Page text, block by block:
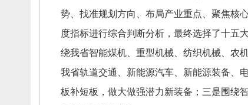
势、 找准规划方向、 布局产业重点、 聚焦核
度指标进行综合判断分析， 最终选择了十五
绕我省智能煤机、 重型机械、 纺织机械、 农
我省轨道交通、 新能源汽车、 新能源装备、
板补短板， 做大做强潜力新装备； 三是围绕